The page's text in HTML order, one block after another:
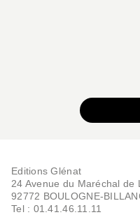
Editions Glénat
24 Avenue du Maréchal de
92772 BOULOGNE-
Tel : 01.41.46.11.11